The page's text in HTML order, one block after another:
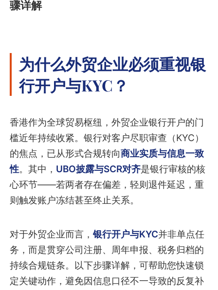
骤详解
为什么外贸企业必须重视银
行开户与KYC？
香港作为全球贸易枢纽，外贸企业银行开户的门
槛近年持续收紧。银行对客户尽职审查（KYC）
的焦点，已从形式合规转向商业实质与信息一致
性。其中， UBO披露与SCR对齐是银行审核的核
心环节——若两者存在偏差，轻则退件延迟，重
则触发账户冻结甚至终止关系。
对于外贸企业而言，银行开户与KYC并非单点任
务，而是贯穿公司注册、周年申报、税务归档的
持续合规链条。以下步骤详解，可帮助您快速锁
定关键动作，避免因信息口径不一导致的反复补